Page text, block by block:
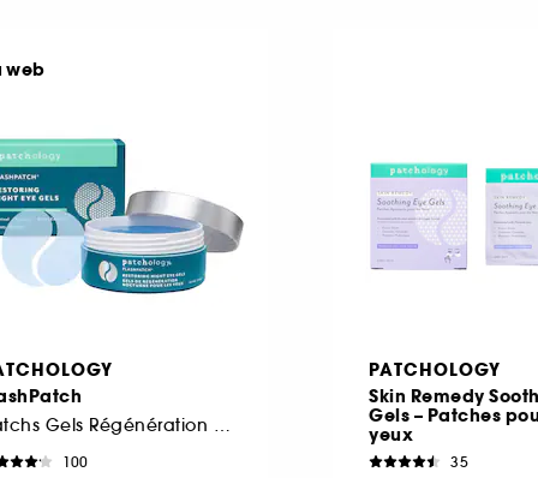
Patchs Gels Régénération Nocturne pour les Yeux
100
web
PATCHOLOGY
Skin Remedy
Gels – Patches
yeux
35